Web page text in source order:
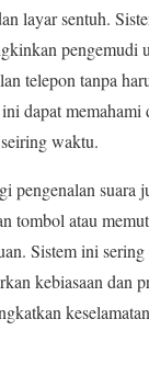
layar sentuh.
pengemudi
telepon tanpa
dapat
waktu.
suara
tombol atau
Sistem ini
kebiasaan dan